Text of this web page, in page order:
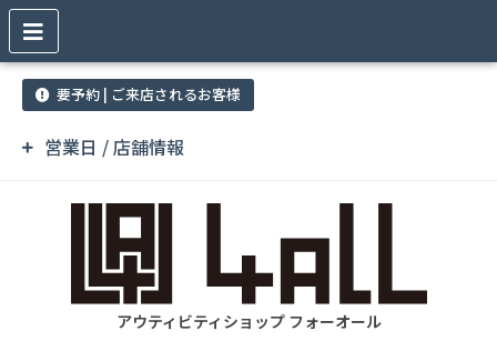
営業日 / 店舗情報
要予約 | ご来店されるお客様
アウティビティショップ フォーオール